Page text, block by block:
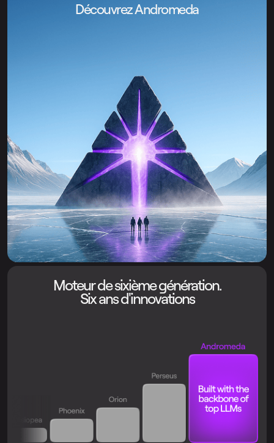
Découvrez Andromeda
Moteur de sixième génération.
Six ans d'innovations